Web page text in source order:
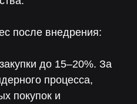
после внедрения:
до 15–20%. За
процесса,
покупок и